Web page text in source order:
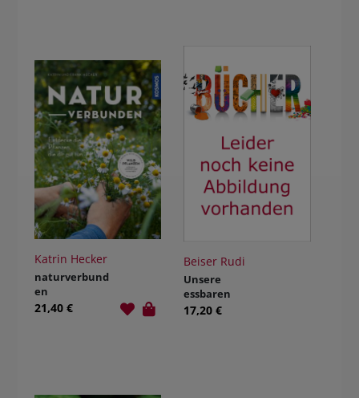
Katrin Hecker
naturverbund
en
21,40 €
Beiser Rudi
Unsere
essbaren
Wildpflanzen
17,20 €